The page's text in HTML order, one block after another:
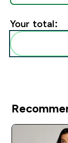
Your total: